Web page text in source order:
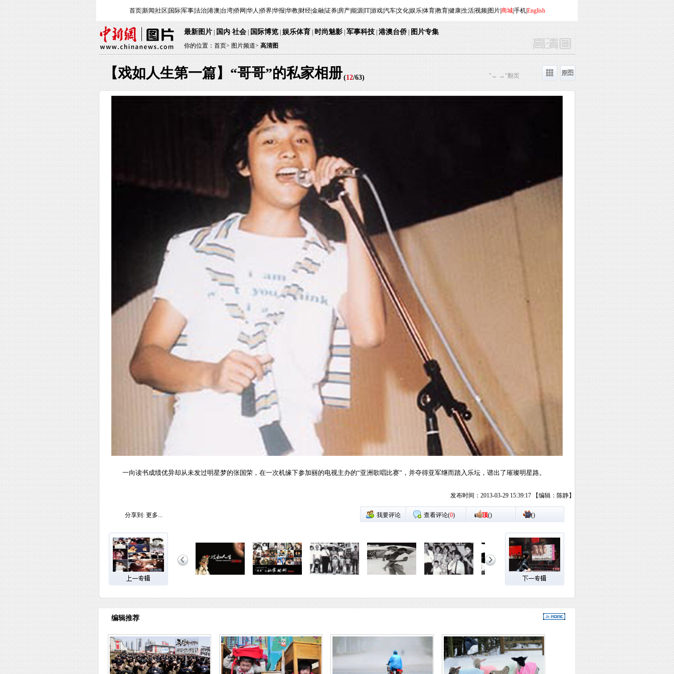
首页|新闻 社区 国际|军事|法治|港澳 台湾|侨网 华人 侨界|华报 华教| 财经|金融|证券| 房产|能源|IT|游戏|汽车|文化|娱乐|体育|教育|健康|生活|视频| 图片|商城|手机|English
最新图片|国内·社会|国际博览|娱乐体育|时尚魅影|军事科技|港澳台侨|图片专集
你的位置：首页>图片频道> 高清图
【戏如人生第一篇】“哥哥”的私家相册(12/63) "← →"翻页
一向读书成绩优异却从未发过明星梦的张国荣，在一次机缘下参加丽的电视主办的“亚洲歌唱比赛”，并夺得亚军继而踏入乐坛，谱出了璀璨明星路。
发布时间：2013-03-29 15:39:17 【编辑：陈静】
分享到: 更多... 我要评论 查看评论(0) 顶() 踩()
编辑推荐